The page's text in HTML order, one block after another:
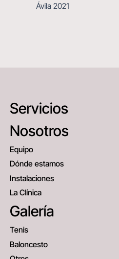
Ávila 2021
Servicios
Nosotros
Equipo
Dónde estamos
Instalaciones
La Clínica
Galería
Tenis
Baloncesto